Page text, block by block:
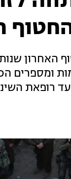
האחרון
ומספרים
רופאת